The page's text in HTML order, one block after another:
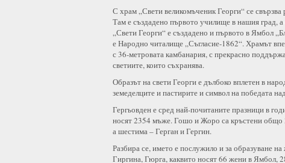
С храм „Свети великомъченик Георги“ се
Там е създадено първото училище в нашия град,
„Свети Георги“ е създадено и първото в Ямбол
е Народно читалище „Съгласие-1862“. Храмът
с 36-метровата камбанария, с прекрасно
светиите, които съхранява.
Образът на свети Георги е дълбоко вплетен в
земеделците и пастирите и символ на победата
Гергьовден е сред най-почитаните празници в
носят 2354 мъже. Гошо и Жоро са кръстени
а шестима – Герган и Гергин.
Разбира се, името е послужило и за образуване
Гиргина, Гюрга, каквито носят 66 жени в Ямбол,